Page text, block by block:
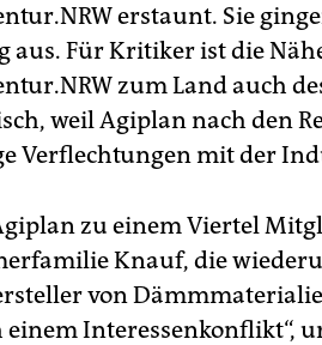
erstaunt. Sie
aus. Für Kritiker ist die
zum Land auch
weil Agiplan nach den
Verflechtungen mit der
zu einem Viertel
Knauf, die
von
einem Interessenkonflikt“,